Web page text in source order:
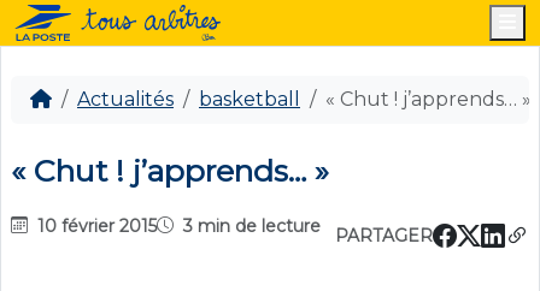
Actualités basketball « Chut ! j’apprends… »
« Chut ! j’apprends… »
10 février 2015 3 min de lecture PARTAGER